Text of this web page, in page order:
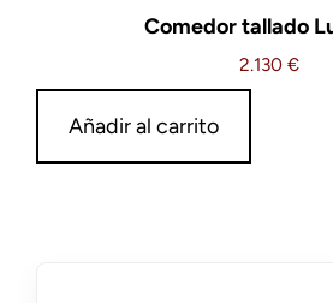
Comedor tallado
2.130 €
Añadir al carrito